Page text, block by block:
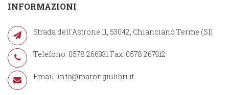
INFORMAZIONI
Strada dell'Astrone 11, 53042, Chianciano Terme (SI)
Telefono: 0578 266931 Fax: 0578 267912
Email: info@marongiulibri.it